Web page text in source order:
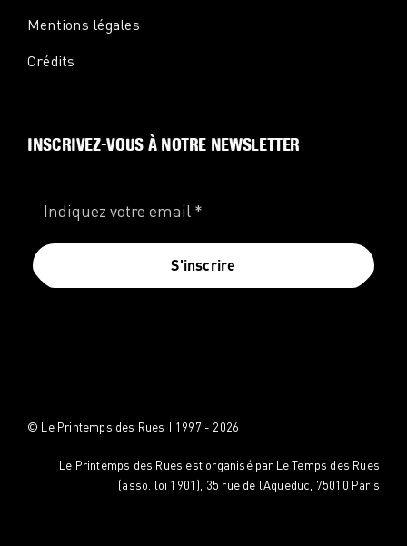
Mentions légales
Crédits
INSCRIVEZ-VOUS À NOTRE NEWSLETTER
S'inscrire
© Le Printemps des Rues | 1997 - 2026
Le Printemps des Rues est organisé par Le Temps des Rues
(asso. loi 1901), 35 rue de l’Aqueduc, 75010 Paris